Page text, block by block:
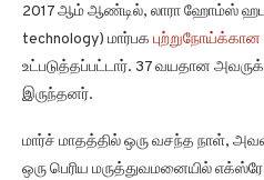
2017 ஆம் ஆண்டில், லாரா ஹோம்ஸ்
technology) மார்பக புற்றுநோய்க்கான
உட்படுத்தப்பட்டார். 37 வயதான
இருந்தனர்.
மார்ச் மாதத்தில் ஒரு வசந்த நாள்,
ஒரு பெரிய மருத்துவமனையில்